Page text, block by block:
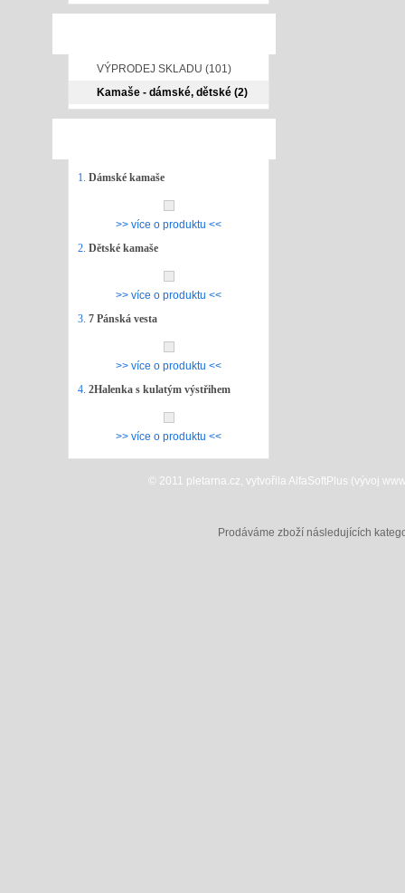
VÝPRODEJ SKLADU (101)
Kamaše - dámské, dětské (2)
1. Dámské kamaše
>> více o produktu <<
2. Dětské kamaše
>> více o produktu <<
3. 7 Pánská vesta
>> více o produktu <<
4. 2Halenka s kulatým výstřihem
>> více o produktu <<
© 2011 pletarna.cz, vytvořila AlfaSoftPlus (vývoj
Prodáváme zboží následujících